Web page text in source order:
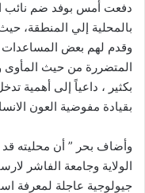
دفعت أمس بوفد ضم نائب
بالمحلية إلي المنطقة،
وقدم لهم بعض المساعدات
المتضررة من حيث المأوى
بكثير ، داعياً إلى أهمية
بقيادة مفوضية العون
وأضاف بحر ” أن محليته
الولاية وجامعة الفاشر
جيولوجية عاجلة لمعرفة